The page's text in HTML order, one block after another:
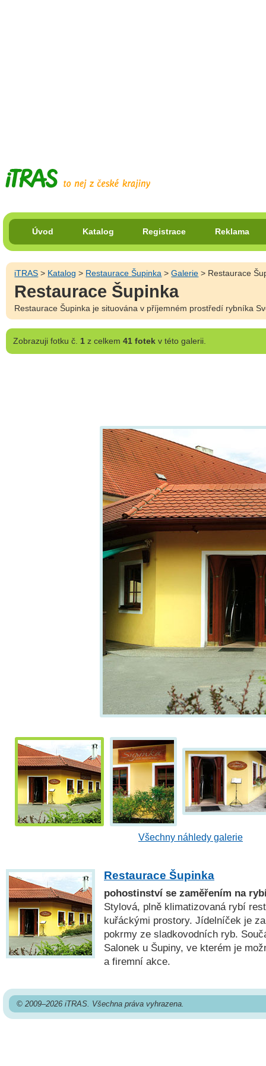
Úvod Katalog Registrace Reklama
iTRAS > Katalog > Restaurace Šupinka >Galerie > Restaurace
Restaurace Šupinka
Restaurace Šupinka je situována v příjemném prostředí rybníka
Zobrazujifotku č. 1z celkem 41 fotekv této galerii.
Všechny náhledy galerie
Restaurace Šupinka
pohostinství se zaměřením na
Stylová, plně klimatizovaná rybí
kuřáckými prostory. Jídelníček je
pokrmy ze sladkovodních ryb.
Salonek u Šupiny, ve kterém je
a firemní akce.
© 2009–2026 iTRAS. Všechna práva vyhrazena.